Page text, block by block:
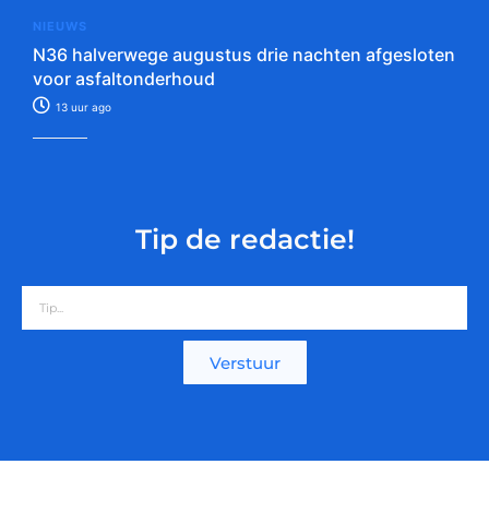
NIEUWS
N36 halverwege augustus drie nachten afgesloten
voor asfaltonderhoud
13 uur ago
Tip de redactie!
Verstuur